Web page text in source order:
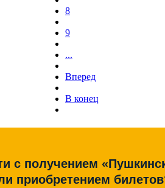
8
9
...
Вперед
В конец
с получением
приобретением